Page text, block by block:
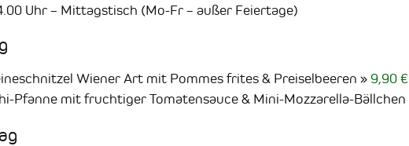
Uhr – Mittagstisch (Mo-Fr – außer Feiertage)
Wiener Art mit Pommes frites & Preiselbeeren 9,90 €
Pfanne mit fruchtiger Tomatensauce & Mini-Mozzarella-Bällchen